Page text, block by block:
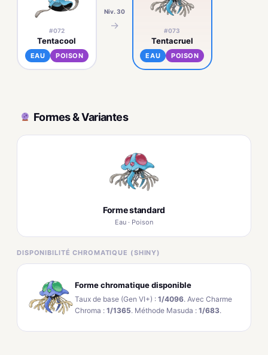
#072
Tentacool
EAU POISON
Niv. 30
→ #073
Tentacruel
EAU POISON
Formes & Variantes
Forme standard
Eau · Poison
DISPONIBILITÉ CHROMATIQUE (SHINY)
Forme chromatique disponible
Taux de base (Gen VI+) : 1/4096. Avec Charme
Chroma : 1/1365. Méthode Masuda : 1/683.